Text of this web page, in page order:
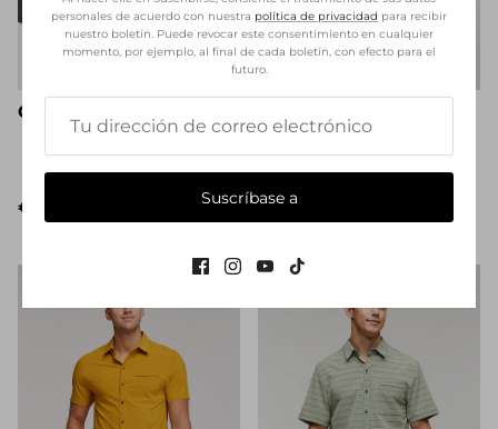
Cada Dia 5-Paneles
€31,50 ¡Oferta! €54,00
personales de acuerdo con nuestra política de privacidad para recibir
nuestro boletín. Puede revocar este consentimiento en cualquier
momento, por ejemplo, al final de cada boletín, con efecto para el
futuro.
Suscríbase a